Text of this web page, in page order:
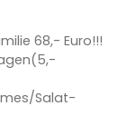
68,- Euro!!!
Salat-